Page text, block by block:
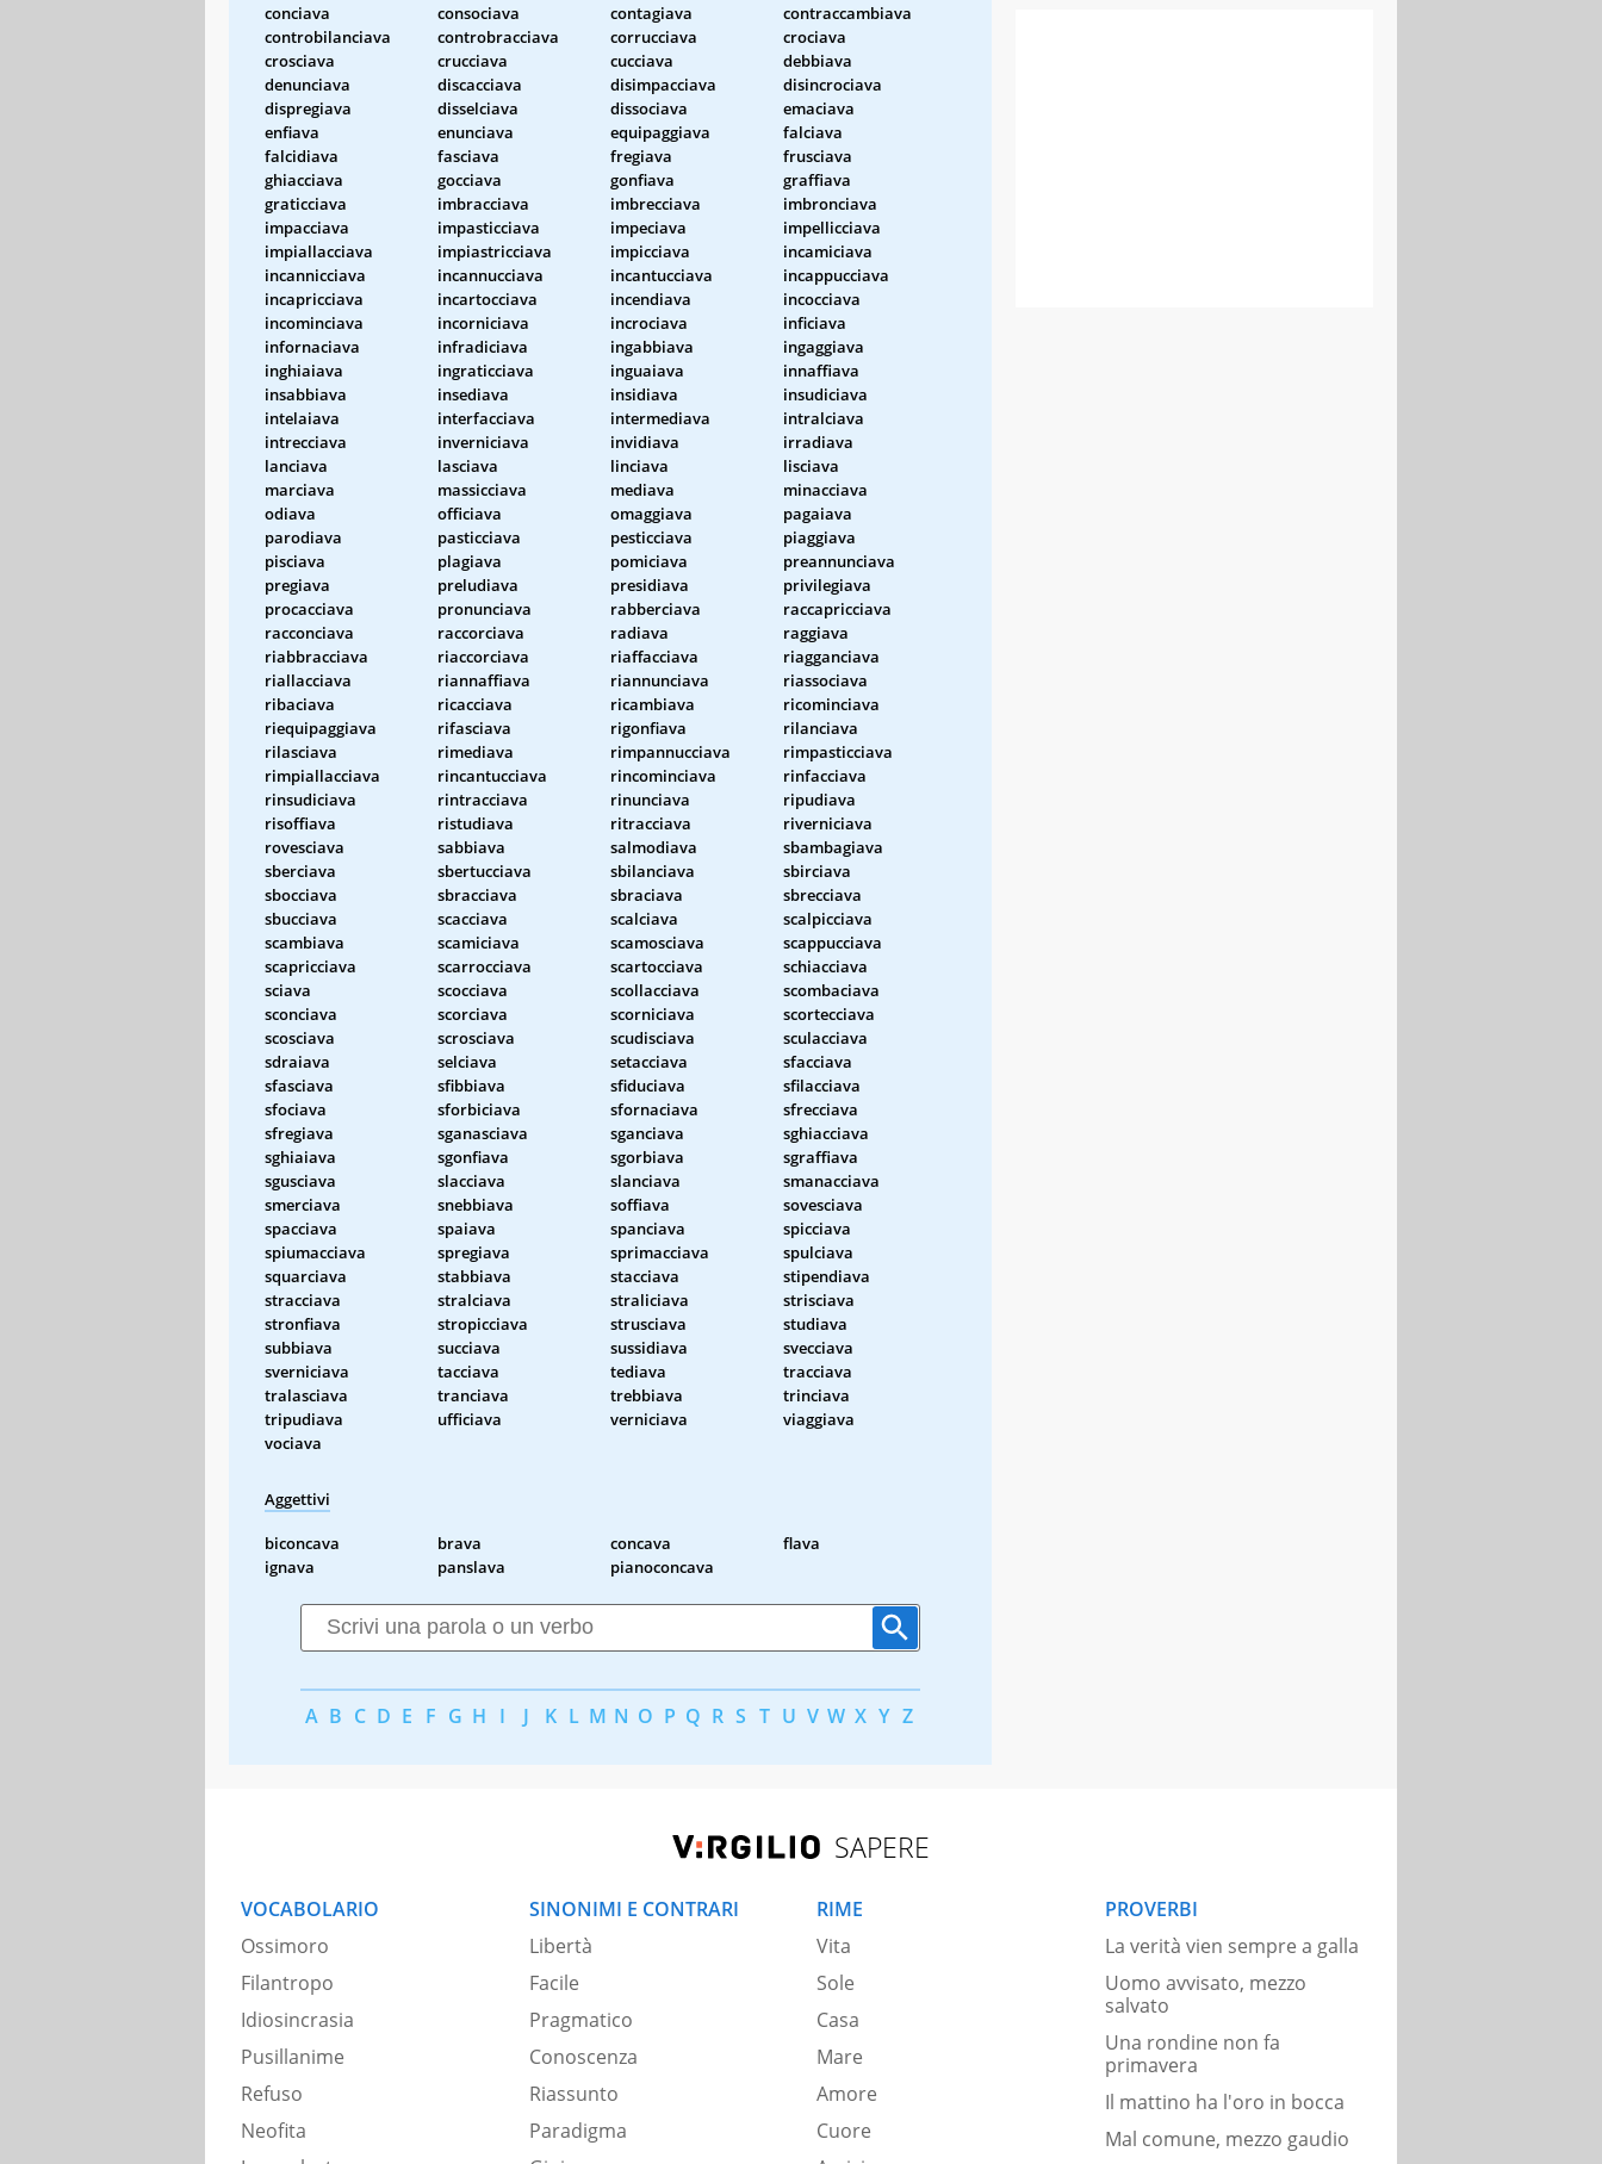
conciava
consociava contagiava
contraccambiava
controbilanciava
controbracciava corrucciava
crociava
crosciava
crucciava cucciava
debbiava
denunciava
discacciava disimpacciava
disincrociava
dispregiava
disselciava dissociava
emaciava
enfiava
enunciava equipaggiava
falciava
falcidiava
fasciava fregiava
frusciava
ghiacciava
gocciava gonfiava
graffiava
graticciava
imbracciava imbrecciava
imbronciava
impacciava
impasticciava impeciava
impellicciava
impiallacciava
impiastricciava impicciava
incamiciava
incannicciava
incannucciava incantucciava
incappucciava
incapricciava
incartocciava incendiava
incocciava
incominciava
incorniciava incrociava
inficiava
infornaciava
infradiciava ingabbiava
ingaggiava
inghiaiava
ingraticciava inguaiava
innaffiava
insabbiava
insediava insidiava
insudiciava
intelaiava
interfacciava intermediava
intralciava
intrecciava
inverniciava invidiava
irradiava
lanciava
lasciava linciava
lisciava
marciava
massicciava mediava
minacciava
odiava
officiava omaggiava
pagaiava
parodiava
pasticciava pesticciava
piaggiava
pisciava
plagiava pomiciava
preannunciava
pregiava
preludiava presidiava
privilegiava
procacciava
pronunciava rabberciava
raccapricciava
racconciava
raccorciava radiava
raggiava
riabbracciava
riaccorciava riaffacciava
riagganciava
riallacciava
riannaffiava riannunciava
riassociava
ribaciava
ricacciava ricambiava
ricominciava
riequipaggiava
rifasciava rigonfiava
rilanciava
rilasciava
rimediava rimpannucciava
rimpasticciava
rimpiallacciava
rincantucciava rincominciava
rinfacciava
rinsudiciava
rintracciava rinunciava
ripudiava
risoffiava
ristudiava ritracciava
riverniciava
rovesciava
sabbiava salmodiava
sbambagiava
sberciava
sbertucciava sbilanciava
sbirciava
sbocciava
sbracciava sbraciava
sbrecciava
sbucciava
scacciava scalciava
scalpicciava
scambiava
scamiciava scamosciava
scappucciava
scapricciava
scarrocciava scartocciava
schiacciava
sciava
scocciava scollacciava
scombaciava
sconciava
scorciava scorniciava
scortecciava
scosciava
scrosciava scudisciava
sculacciava
sdraiava
selciava setacciava
sfacciava
sfasciava
sfibbiava sfiduciava
sfilacciava
sfociava
sforbiciava sfornaciava
sfrecciava
sfregiava
sganasciava sganciava
sghiacciava
sghiaiava
sgonfiava sgorbiava
sgraffiava
sgusciava
slacciava slanciava
smanacciava
smerciava
snebbiava soffiava
sovesciava
spacciava
spaiava spanciava
spicciava
spiumacciava
spregiava sprimacciava
spulciava
squarciava
stabbiava stacciava
stipendiava
stracciava
stralciava straliciava
strisciava
stronfiava
stropicciava strusciava
studiava
subbiava
succiava sussidiava
svecciava
sverniciava
tacciava tediava
tracciava
tralasciava
tranciava trebbiava
trinciava
tripudiava
ufficiava verniciava
viaggiava
vociava
Aggettivi
biconcava brava concava
flava
ignava
panslava pianoconcava
A B C D E F G H I J K L M N O P Q R S T U V W X Y Z
SAPERE
VOCABOLARIO
Ossimoro
Filantropo
Idiosincrasia
Pusillanime
Refuso
Neofita
SINONIMI E CONTRARI
Libertà
Facile
Pragmatico
Conoscenza
Riassunto
Paradigma
RIME
Vita
Sole
Casa
Mare
Amore
Cuore
PROVERBI
La verità vien sempre a galla
Uomo avvisato, mezzo
salvato
Una rondine non fa
primavera
Il mattino ha l'oro in bocca
Mal comune, mezzo gaudio